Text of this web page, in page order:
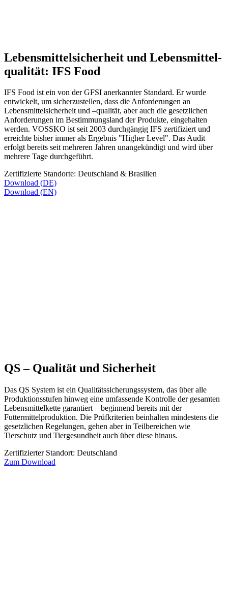
Lebensmittel­sicherheit und Lebensmittel­
qualität: IFS Food
IFS Food ist ein von der GFSI anerkannter Standard. Er wurde
entwickelt, um sicherzustellen, dass die Anforderungen an
Lebensmittelsicherheit und –qualität, aber auch die gesetzlichen
Anforderungen im Bestimmungsland der Produkte, eingehalten
werden. VOSSKO ist seit 2003 durchgängig IFS zertifiziert und
erreichte bisher immer als Ergebnis "Higher Level". Das Audit
erfolgt bereits seit mehreren Jahren unangekündigt und wird über
mehrere Tage durchgeführt.
Zertifizierte Standorte: Deutschland & Brasilien
Download (DE)
Download (EN)
QS – Qualität und Sicher­heit
Das QS System ist ein Qualitätssicherungssystem, das über alle
Produktionsstufen hinweg eine umfassende Kontrolle der gesamten
Lebensmittelkette garantiert – beginnend bereits mit der
Futtermittelproduktion. Die Prüfkriterien beinhalten mindestens die
gesetzlichen Regelungen, gehen aber in Teilbereichen wie
Tierschutz und Tiergesundheit auch über diese hinaus.
Zertifizierter Standort: Deutschland
Zum Download